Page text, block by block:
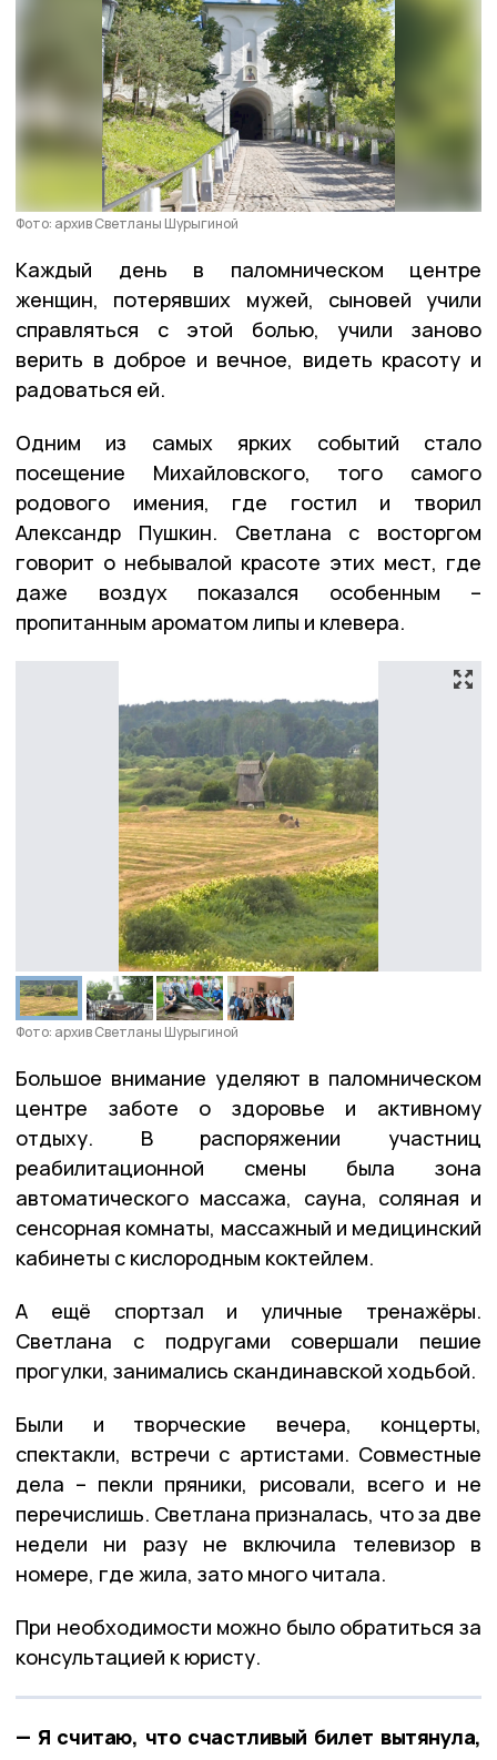
Фото: архив Светланы Шурыгиной
Каждый день в паломническом центре
женщин, потерявших мужей, сыновей учили
справляться с этой болью, учили заново
верить в доброе и вечное, видеть красоту и
радоваться ей.
Одним из самых ярких событий стало
посещение Михайловского, того самого
родового имения, где гостил и творил
Александр Пушкин. Светлана с восторгом
говорит о небывалой красоте этих мест, где
даже воздух показался особенным –
пропитанным ароматом липы и клевера.
Фото: архив Светланы Шурыгиной
Большое внимание уделяют в паломническом
центре заботе о здоровье и активному
отдыху. В распоряжении участниц
реабилитационной смены была зона
автоматического массажа, сауна, соляная и
сенсорная комнаты, массажный и медицинский
кабинеты с кислородным коктейлем.
А ещё спортзал и уличные тренажёры.
Светлана с подругами совершали пешие
прогулки, занимались скандинавской ходьбой.
Были и творческие вечера, концерты,
спектакли, встречи с артистами. Совместные
дела – пекли пряники, рисовали, всего и не
перечислишь. Светлана призналась, что за две
недели ни разу не включила телевизор в
номере, где жила, зато много читала.
При необходимости можно было обратиться за
консультацией к юристу.
— Я считаю, что счастливый билет вытянула,